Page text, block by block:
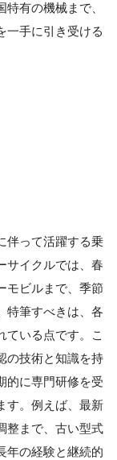
有の機械まで、
一手に引き受ける
伴って活躍する乗
サイクルでは、春
モビルまで、季節
特筆すべきは、各
ている点です。こ
の技術と知識を持
的に専門研修を受
す。例えば、最新
整まで、古い型式
年の経験と継続的